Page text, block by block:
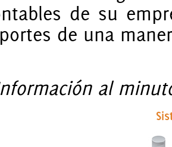
de su
de una
al